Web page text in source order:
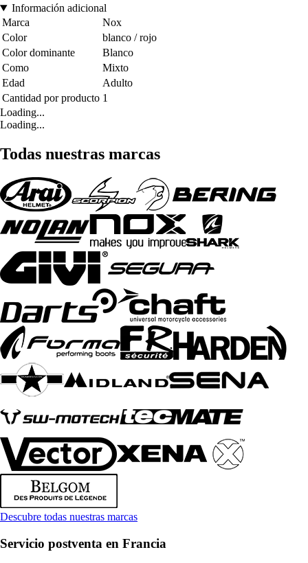
Información adicional
Marca
Nox
Color
blanco / rojo
Color dominante
Blanco
Como
Mixto
Edad
Adulto
Cantidad por producto 1
Loading...
Loading...
Todas nuestras marcas
Descubre todas nuestras marcas
Servicio postventa en Francia